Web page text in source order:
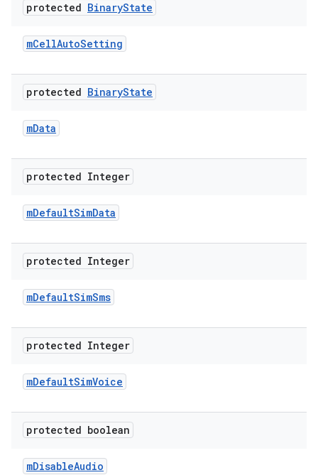
protected BinaryState
mCellAutoSetting
protected BinaryState
mData
protected Integer
mDefaultSimData
protected Integer
mDefaultSimSms
protected Integer
mDefaultSimVoice
protected boolean
mDisableAudio